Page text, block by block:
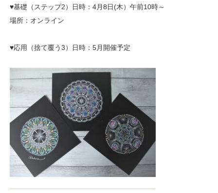
♥基礎（ステップ2）日時：4月8日(木）午前10時～
場所：オンライン
♥応用（捨て覆う3）日時：5月開催予定
—————————————————————-